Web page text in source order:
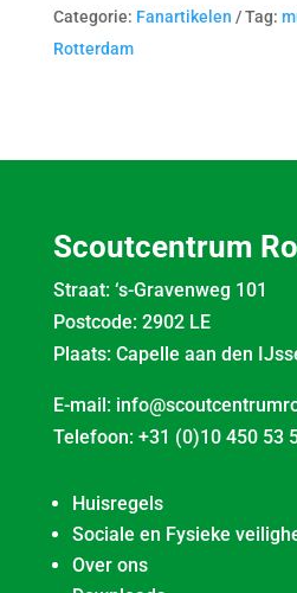
Categorie: Fanartikelen Tag:
Rotterdam
Scoutcentrum
Straat: ‘s-Gravenweg 101
Postcode: 2902 LE
Plaats: Capelle aan den
E-mail:
Telefoon: +31 (0)10 450 53
Huisregels
Sociale en Fysieke
Over ons